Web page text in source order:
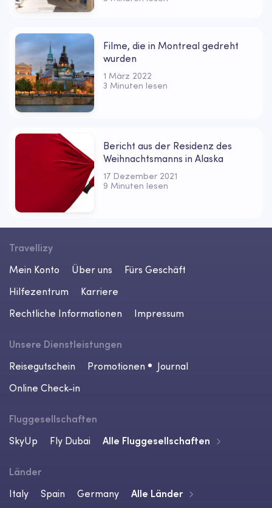
Filme, die in Montreal gedreht
wurden
1 März 2022
3 Minuten lesen
Bericht aus der Residenz des
Weihnachtsmanns in Alaska
17 Dezember 2021
9 Minuten lesen
Travellizy
Mein Konto
Über uns
Fürs Geschäft
Hilfezentrum
Karriere
Rechtliche Informationen
Impressum
Unsere Dienstleistungen
Reisegutschein
Promotionen
Journal
Online Check-in
Fluggesellschaften
SkyUp
Fly Dubai Alle Fluggesellschaften
Länder
Italy
Spain Germany Alle Länder